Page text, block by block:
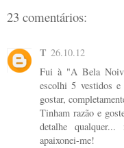
23 comentários:
T 26.10.12
Fui à "A Bela
escolhi 5 vestidos
gostar,
Tinham razão e
detalhe
apaixonei-me!